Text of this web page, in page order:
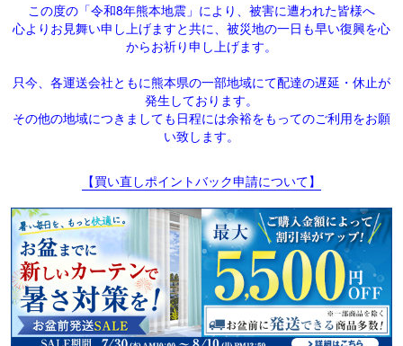
この度の「令和8年熊本地震」により、被害に遭われた皆様へ
心よりお見舞い申し上げますと共に、被災地の一日も早い復興を心
からお祈り申し上げます。
只今、各運送会社ともに熊本県の一部地域にて配達の遅延・休止が
発生しております。
その他の地域につきましても日程には余裕をもってのご利用をお願
い致します。
【買い直しポイントバック申請について】